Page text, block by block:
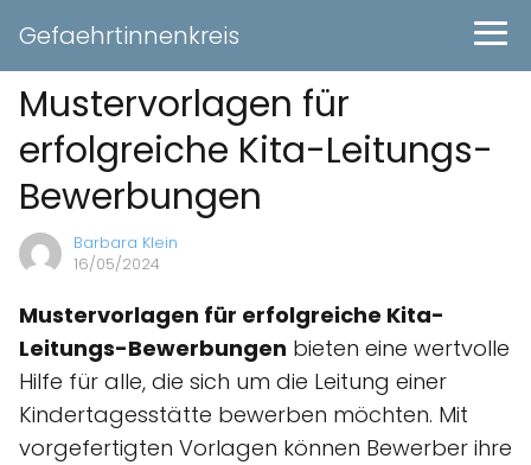
Gefaehrtinnenkreis
Mustervorlagen für
erfolgreiche Kita-Leitungs-
Bewerbungen
Barbara Klein
16/05/2024
Mustervorlagen für erfolgreiche Kita-
Leitungs-Bewerbungen bieten eine wertvolle
Hilfe für alle, die sich um die Leitung einer
Kindertagesstätte bewerben möchten. Mit
vorgefertigten Vorlagen können Bewerber ihre